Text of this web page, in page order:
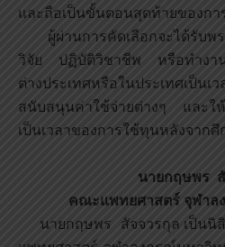
และถือเป็นขั้นตอนสุดท้ายของก
ผู้ผ่านการคัดเลือกจะได้รับพ
วิจัย ปฏิบัติวิชาชีพ หรือทำงา
ต่างประเทศหรือในประเทศเป็น
สนับสนุนค่าใช้จ่ายต่างๆ และใ
เป็นเวลาของการใช้ทุนหลังจาก
นายกฤษพร
คณะแพทยศาสตร์ จุฬาล
นายกฤษพร สัจจวรกุล เป็นนิ